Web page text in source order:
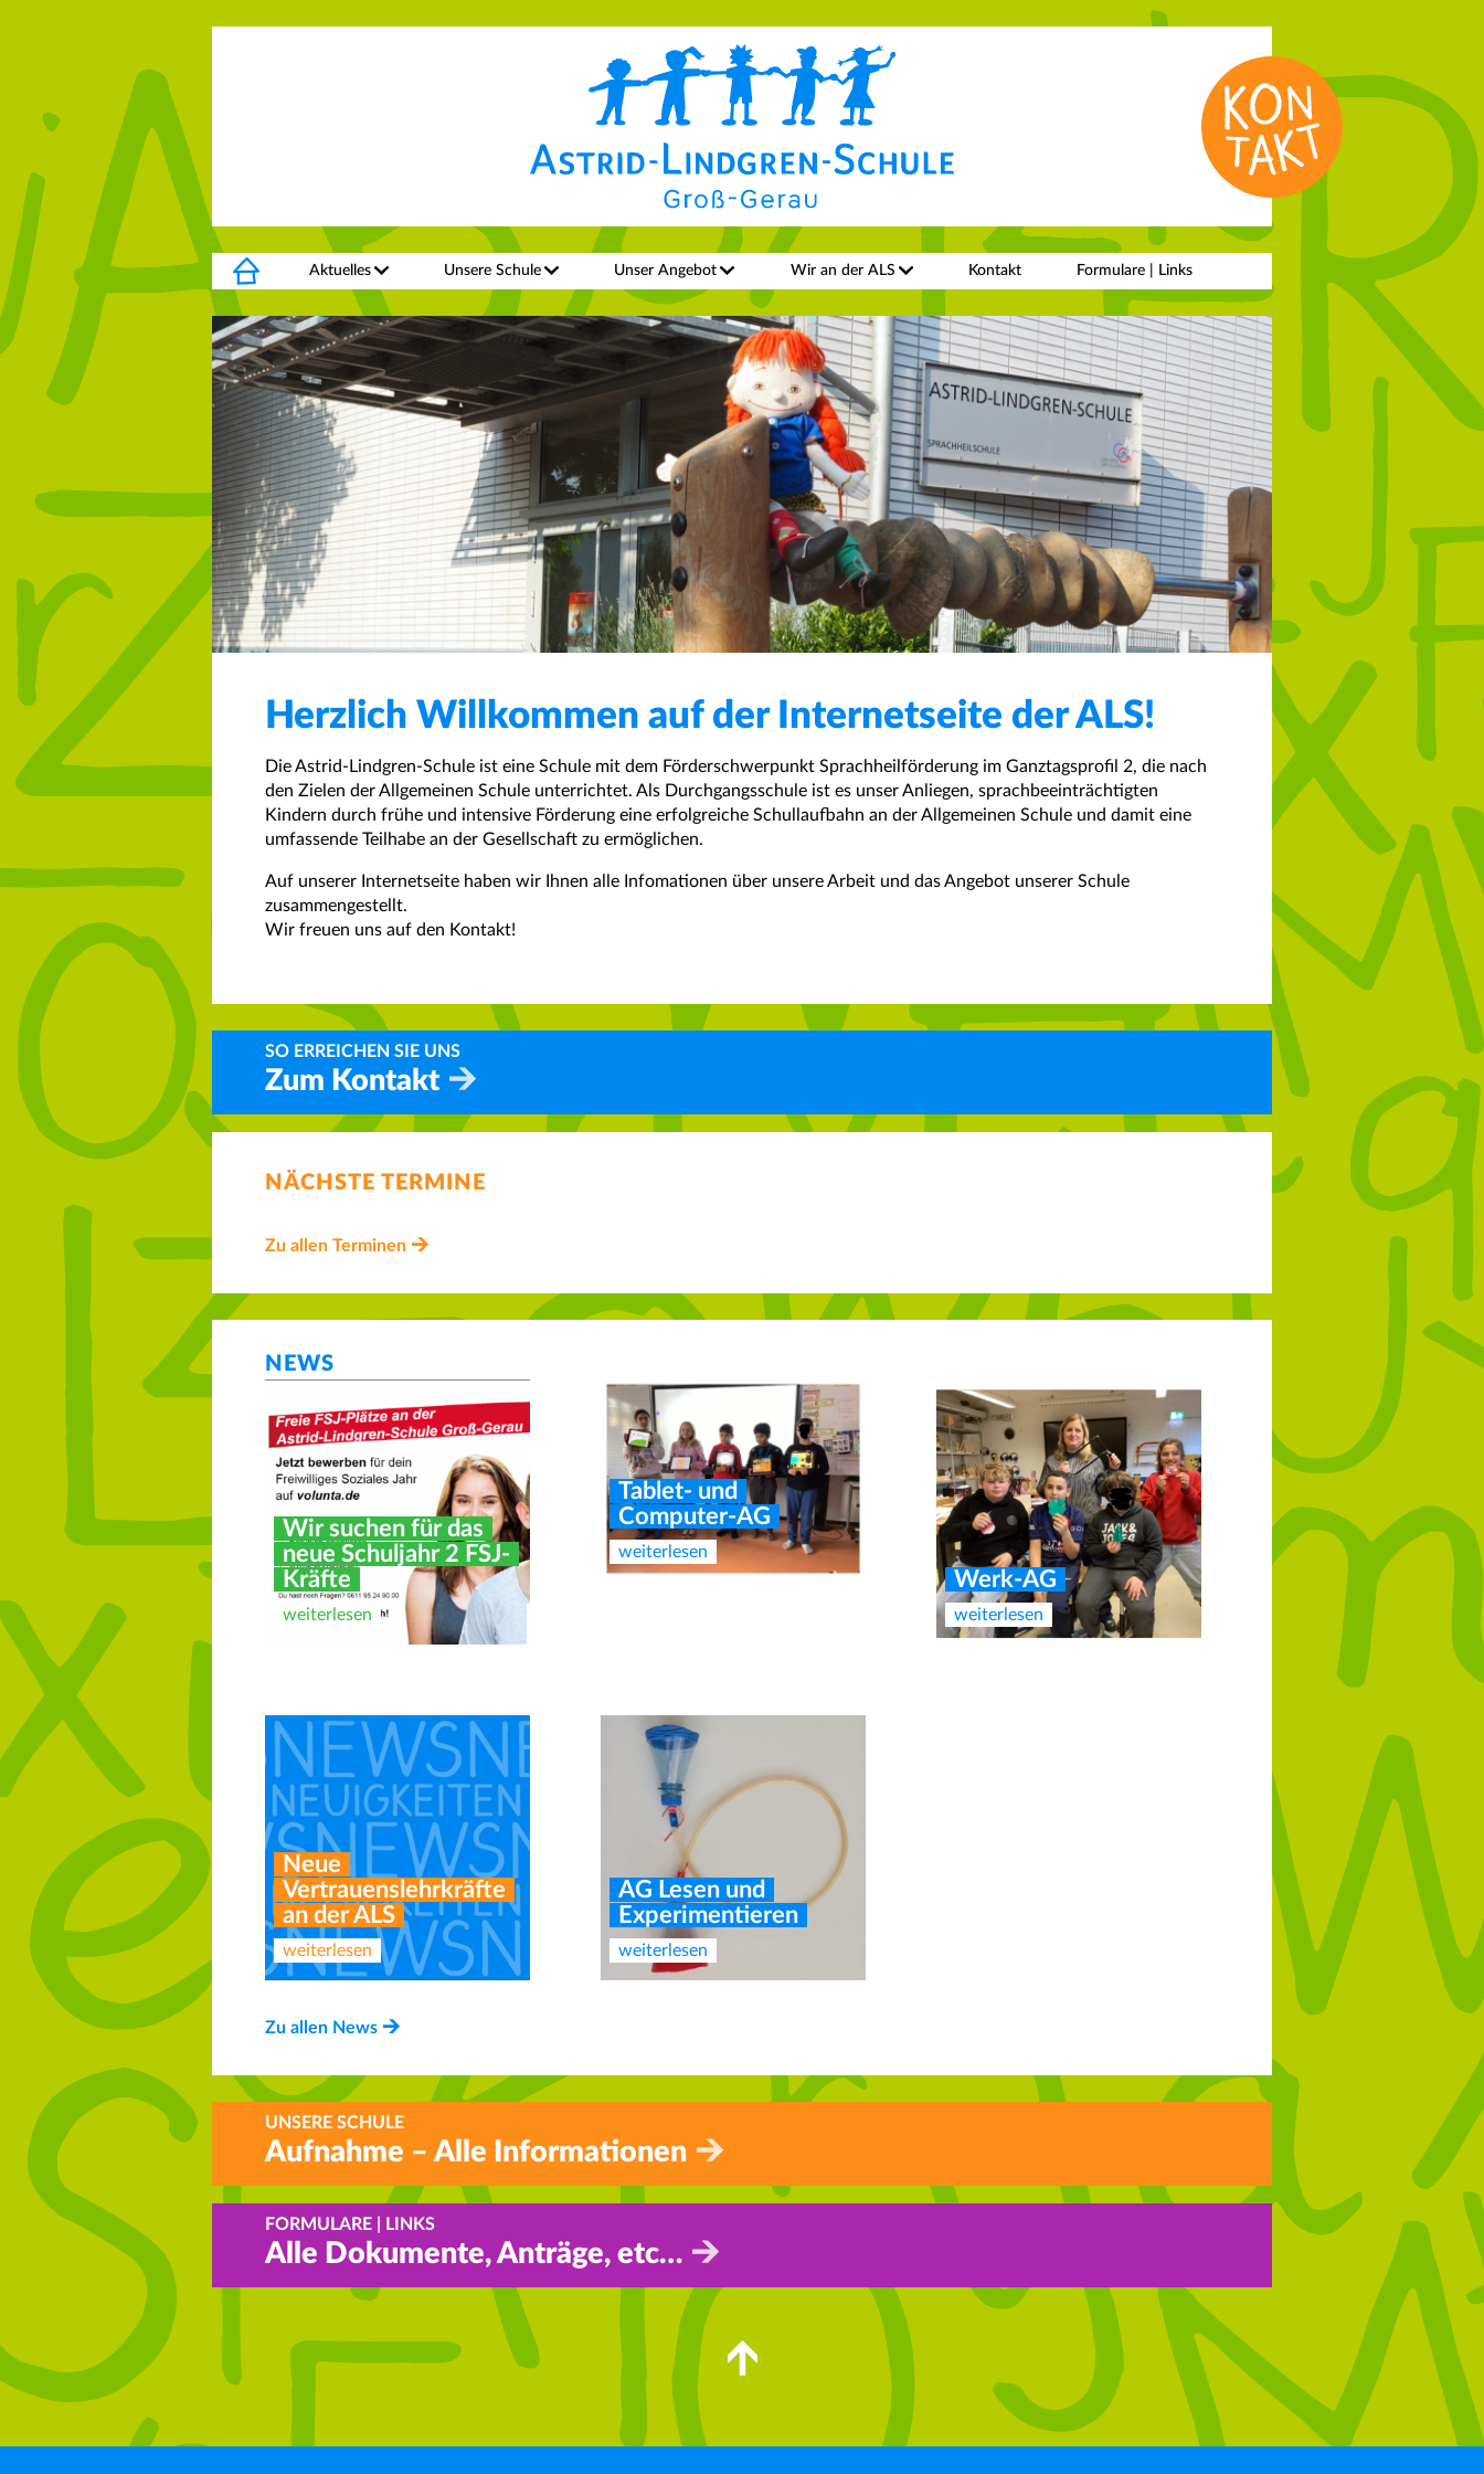
Aktuelles Unsere Schule Unser Angebot Wir an der ALS Kontakt Formulare | Links
Herzlich Willkommen auf der Internetseite der ALS!
Die Astrid-Lindgren-Schule ist eine Schule mit dem Förderschwerpunkt Sprachheilförderung im Ganztagsprofil 2, die nach
den Zielen der Allgemeinen Schule unterrichtet. Als Durchgangsschule ist es unser Anliegen, sprachbeeinträchtigten
Kindern durch frühe und intensive Förderung eine erfolgreiche Schullaufbahn an der Allgemeinen Schule und damit eine
umfassende Teilhabe an der Gesellschaft zu ermöglichen.
Auf unserer Internetseite haben wir Ihnen alle Infomationen über unsere Arbeit und das Angebot unserer Schule
zusammengestellt.
Wir freuen uns auf den Kontakt!
SO ERREICHEN SIE UNS
Zum Kontakt
NÄCHSTE TERMINE
Zu allen Terminen
NEWS
Wir suchen für das
neue Schuljahr 2 FSJ-
Kräfte
weiterlesen
Tablet- und
Computer-AG
weiterlesen
Werk-AG
weiterlesen
Neue
Vertrauenslehrkräfte
an der ALS
weiterlesen
AG Lesen und
Experimentieren
weiterlesen
Neuer Vorstand des
Zu allen News
UNSERE SCHULE
Aufnahme – Alle Informationen
FORMULARE | LINKS
Alle Dokumente, Anträge, etc…